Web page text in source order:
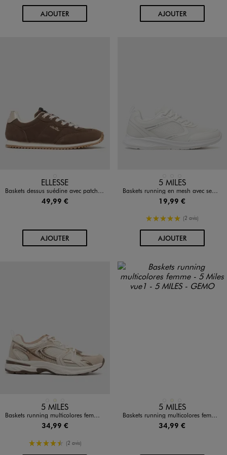
AJOUTERAU PANIER AJOUTERAU PANIER
Disponible en 1 coloris
ELLESSE
Baskets dessus suédine avec patch métallisé au talon femme - Ellesse
49,99 €
AJOUTERAU PANIER
Disponible en 3 coloris
5 MILES
Baskets running en mesh avec semelle ultra légère femme - 5 Miles
19,99 €
5/5 de moyenne
(2 avis)
AJOUTERAU PANIER
Disponible en 3 coloris
5 MILES
Baskets running multicolores femme - 5 Miles
34,99 €
4.5/5 de moyenne
(2 avis)
Disponible en 3 coloris
5 MILES
Baskets running multicolores femme - 5 Miles
34,99 €